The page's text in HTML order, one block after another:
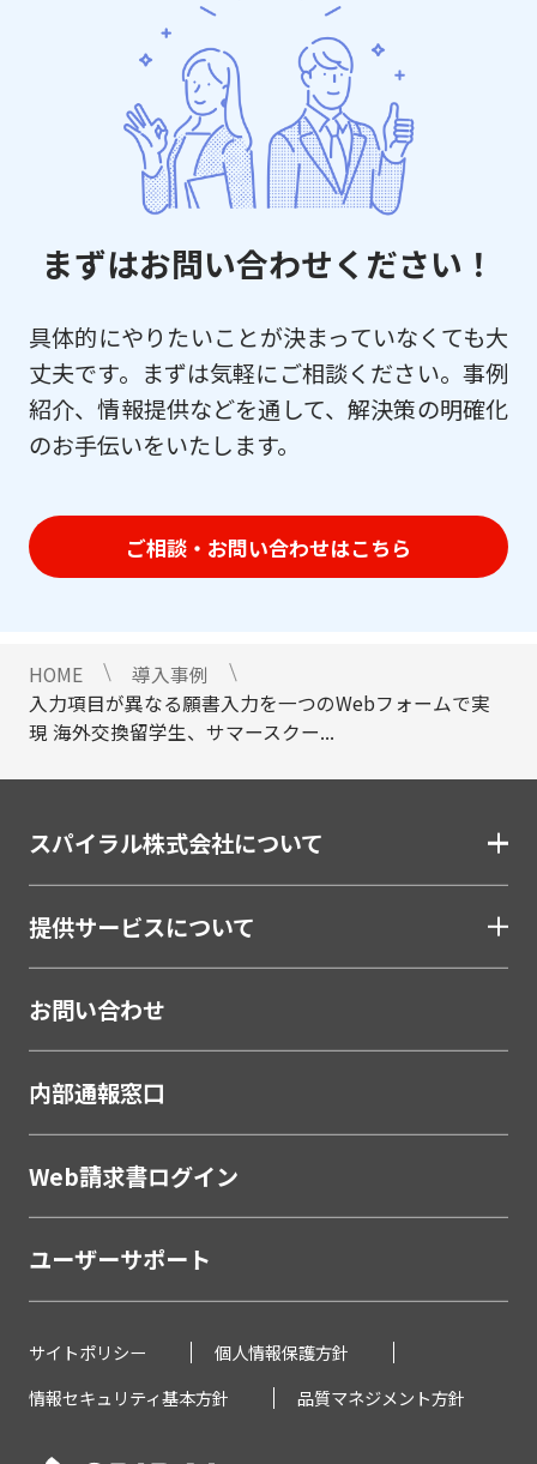
まずはお問い合わせください！
具体的にやりたいことが決まっていなくても大
丈夫です。まずは気軽にご相談ください。事例
紹介、情報提供などを通して、解決策の明確化
のお手伝いをいたします。
ご相談・お問い合わせはこちら
HOME
導入事例
入力項目が異なる願書入力を一つのWebフォームで実
現 海外交換留学生、サマースクー...
サイトポリシー
個人情報保護方針
情報セキュリティ基本方針
品質マネジメント方針
スパイラル株式会社について
提供サービスについて
お問い合わせ
内部通報窓口
Web請求書ログイン
ユーザーサポート